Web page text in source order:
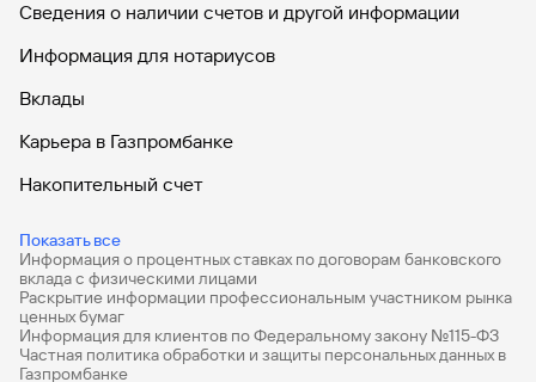
Сведения о наличии счетов и другой информации
Информация для нотариусов
Вклады
Карьера в Газпромбанке
Накопительный счет
Показать все
Дебетовые карты с бесплатным обслуживанием
Все накопительные счета
Банковские вклады на 3 месяца
Информация о процентных ставках по договорам банковского
вклада с физическими лицами
Раскрытие информации профессиональным участником рынка
ценных бумаг
Информация для клиентов по Федеральному закону №115-ФЗ
Частная политика обработки и защиты персональных данных в
Газпромбанке